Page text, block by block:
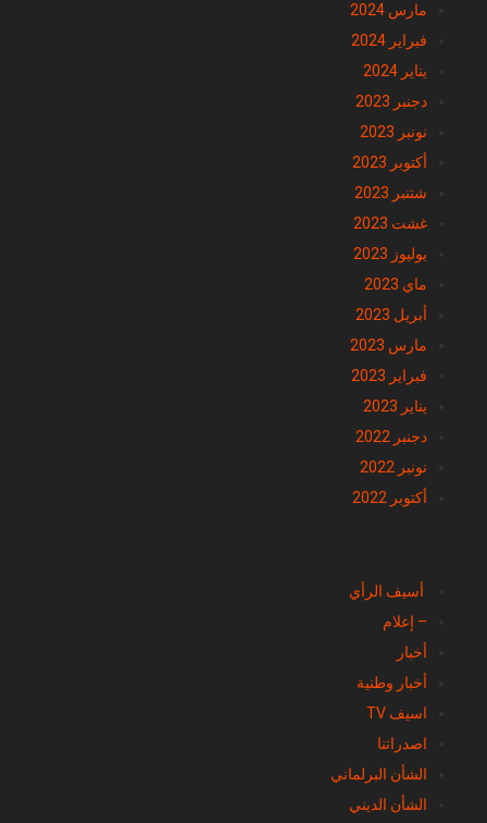
مارس 2024
فبراير 2024
يناير 2024
دجنبر 2023
نونبر 2023
أكتوبر 2023
شتنبر 2023
غشت 2023
يوليوز 2023
ماي 2023
أبريل 2023
مارس 2023
فبراير 2023
يناير 2023
دجنبر 2022
نونبر 2022
أكتوبر 2022
أسيف الرأي
– إعلام
أخبار
أخبار وطنية
اسيف TV
اصدراتنا
الشأن البرلماني
الشأن الديني